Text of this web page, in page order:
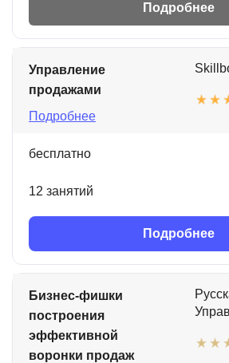
Подробнее
Управление
продажами
Подробнее
бесплатно
12 занятий
Подробнее
Бизнес-фишки
построения
эффективной
воронки продаж